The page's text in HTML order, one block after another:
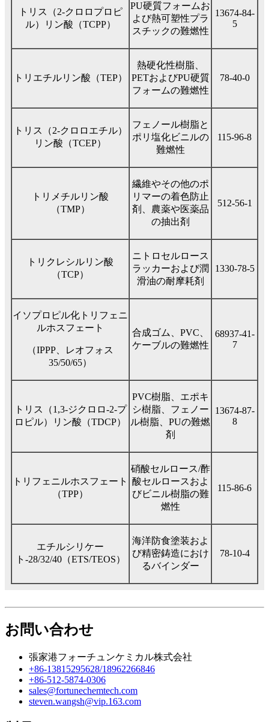
トリス（2-クロロプロピ
ル）リン酸（TCPP）
PU硬質フォームお
よび熱可塑性プラ
スチックの難燃性
13674-84-
5
トリエチルリン酸（TEP）
熱硬化性樹脂、
PETおよびPU硬質
フォームの難燃性
78-40-0
トリス（2-クロロエチル）
リン酸（TCEP）
フェノール樹脂と
ポリ塩化ビニルの
難燃性
115-96-8
トリメチルリン酸
（TMP）
繊維やその他のポ
リマーの着色防止
剤、農薬や医薬品
の抽出剤
512-56-1
トリクレシルリン酸
（TCP）
ニトロセルロース
ラッカーおよび潤
滑油の耐摩耗剤
1330-78-5
イソプロピル化トリフェニ
ルホスフェート
（IPPP、レオフォス
35/50/65）
合成ゴム、PVC、
ケーブルの難燃性
68937-41-
7
トリス（1,3-ジクロロ-2-プ
ロピル）リン酸（TDCP）
PVC樹脂、エポキ
シ樹脂、フェノー
ル樹脂、PUの難燃
剤
13674-87-
8
トリフェニルホスフェート
（TPP）
硝酸セルロース/酢
酸セルロースおよ
びビニル樹脂の難
燃性
115-86-6
エチルシリケー
ト-28/32/40（ETS/TEOS）
海洋防食塗装およ
び精密鋳造におけ
るバインダー
78-10-4
お問い合わせ
張家港フォーチュンケミカル株式会社
+86-13815295628/18962266846
+86-512-5874-0306
sales@fortunechemtech.com
steven.wangsh@vip.163.com